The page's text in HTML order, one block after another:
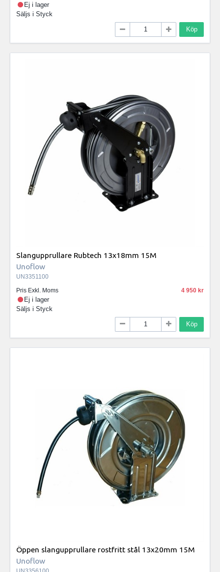
Ej i lager
Säljs i Styck
Köp
Slangupprullare Rubtech 13x18mm 15M
Unoflow
UN3351100
Pris Exkl. Moms
4 950
Ej i lager
Säljs i Styck
Köp
Öppen slangupprullare rostfritt stål 13x20mm 15M
Unoflow